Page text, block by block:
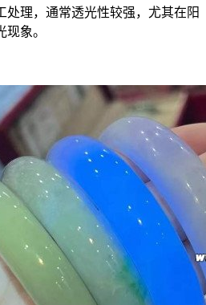
处理，通常透光性较强，尤其在阳
象。